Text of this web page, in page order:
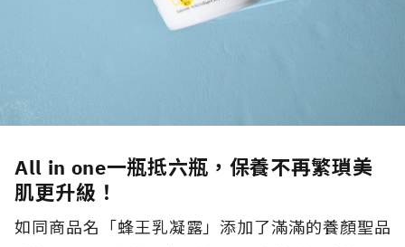
All in one一瓶抵六瓶，保養不再繁瑣美
肌更升級！
如同商品名「蜂王乳凝露」添加了滿滿的養顏聖品